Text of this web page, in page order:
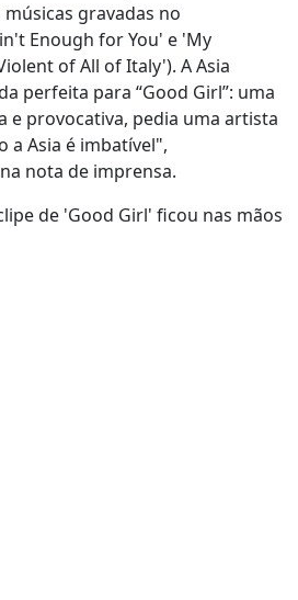
gravadas no
Enough for You' e 'My
of All of Italy'). A Asia
perfeita para “Good Girl”: uma
e provocativa, pedia uma artista
a Asia é imbatível",
nota de imprensa.
de 'Good Girl' ficou nas mãos